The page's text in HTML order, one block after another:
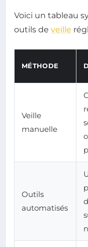
Voici un tableau
outils de veille
MÉTHODE
Veille
manuelle
Outils
automatisés